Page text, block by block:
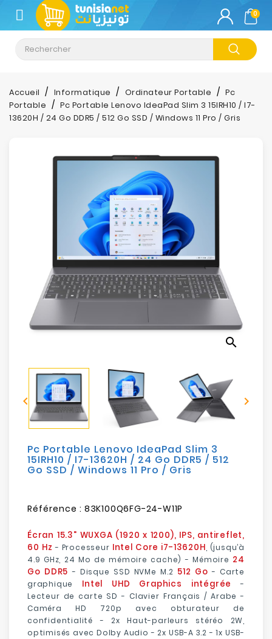
CATÉGORIE
Climatisation
Informatique
Téléphonie
Electroménager
Bureautique
Sécurité
Mobilités
Loisirs
0
Accueil Informatique Ordinateur Portable
Pc
Portable
Pc Portable Lenovo IdeaPad Slim 3 15IRH10 / I7-
13620H / 24 Go DDR5 / 512 Go SSD / Windows 11 Pro / Gris
search
 
Pc Portable Lenovo IdeaPad Slim 3
15IRH10 / I7-13620H / 24 Go DDR5 / 512
Go SSD / Windows 11 Pro / Gris
Référence : 83K100Q6FG-24-W11P
Écran 15.3" WUXGA (1920 x 1200), IPS, antireflet,
60 Hz - Processeur Intel Core i7-13620H , (jusqu’à
4.9 GHz, 24 Mo de mémoire cache) - Mémoire 24
Go DDR5- Disque SSD NVMe M.2 512 Go - Carte
graphique Intel UHD Graphics intégrée
-
Lecteur de carte SD - Clavier Français / Arabe -
Caméra HD 720p avec obturateur de
confidentialité - 2x Haut-parleurs stéréo 2W,
optimisés avec Dolby Audio - 2x USB-A 3.2 - 1x USB-